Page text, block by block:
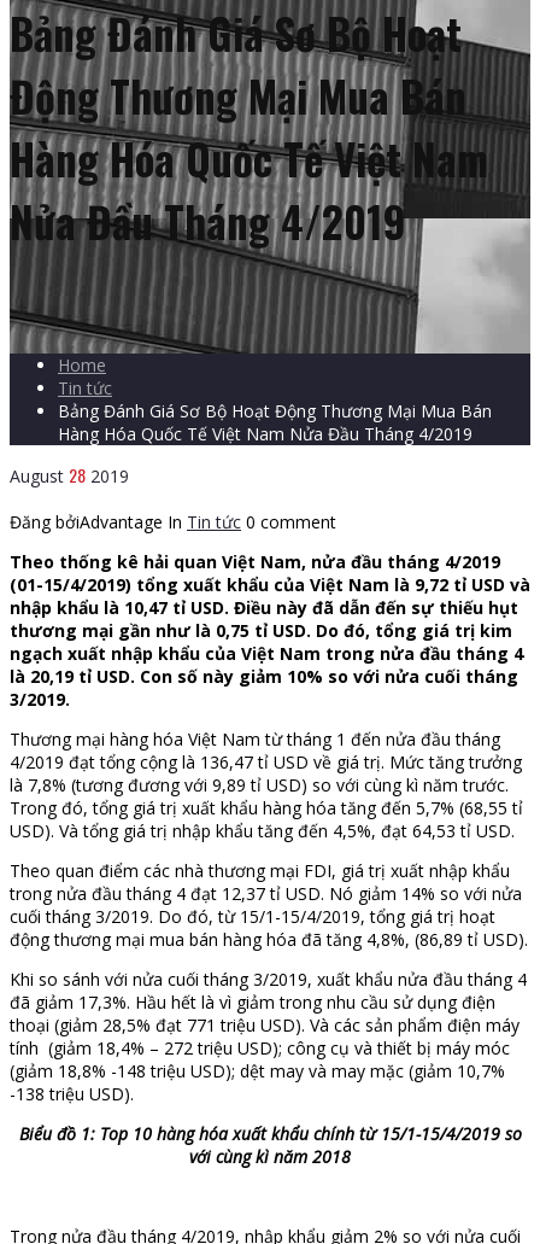
Bảng Đánh Giá Sơ Bộ Hoạt
Động Thương Mại Mua Bán
Hàng Hóa Quốc Tế Việt Nam
Nửa Đầu Tháng 4/2019
Home
Tin tức
Bảng Đánh Giá Sơ Bộ Hoạt Động Thương Mại Mua Bán
Hàng Hóa Quốc Tế Việt Nam Nửa Đầu Tháng 4/2019
August 28 2019
Đăng bởiAdvantage In Tin tức 0 comment
Theo thống kê hải quan Việt Nam, nửa đầu tháng 4/2019
(01-15/4/2019) tổng xuất khẩu của Việt Nam là 9,72 tỉ USD và
nhập khẩu là 10,47 tỉ USD. Điều này đã dẫn đến sự thiếu hụt
thương mại gần như là 0,75 tỉ USD. Do đó, tổng giá trị kim
ngạch xuất nhập khẩu của Việt Nam trong nửa đầu tháng 4
là 20,19 tỉ USD. Con số này giảm 10% so với nửa cuối tháng
3/2019.
Thương mại hàng hóa Việt Nam từ tháng 1 đến nửa đầu tháng
4/2019 đạt tổng cộng là 136,47 tỉ USD về giá trị. Mức tăng trưởng
là 7,8% (tương đương với 9,89 tỉ USD) so với cùng kì năm trước.
Trong đó, tổng giá trị xuất khẩu hàng hóa tăng đến 5,7% (68,55 tỉ
USD). Và tổng giá trị nhập khẩu tăng đến 4,5%, đạt 64,53 tỉ USD.
Theo quan điểm các nhà thương mại FDI, giá trị xuất nhập khẩu
trong nửa đầu tháng 4 đạt 12,37 tỉ USD. Nó giảm 14% so với nửa
cuối tháng 3/2019. Do đó, từ 15/1-15/4/2019, tổng giá trị hoạt
động thương mại mua bán hàng hóa đã tăng 4,8%, (86,89 tỉ USD).
Khi so sánh với nửa cuối tháng 3/2019, xuất khẩu nửa đầu tháng 4
đã giảm 17,3%. Hầu hết là vì giảm trong nhu cầu sử dụng điện
thoại (giảm 28,5% đạt 771 triệu USD). Và các sản phẩm điện máy
tính (giảm 18,4% – 272 triệu USD); công cụ và thiết bị máy móc
(giảm 18,8% -148 triệu USD); dệt may và may mặc (giảm 10,7%
-138 triệu USD).
Biểu đồ 1: Top 10 hàng hóa xuất khẩu chính từ 15/1-15/4/2019 so
với cùng kì năm 2018
Trong nửa đầu tháng 4/2019, nhập khẩu giảm 2% so với nửa cuối